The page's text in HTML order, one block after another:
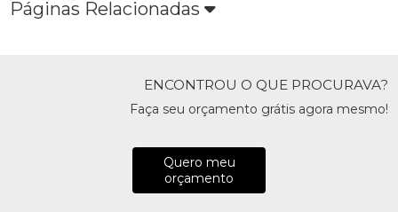
Páginas Relacionadas
ENCONTROU O QUE PROCURAVA?
Faça seu orçamento grátis agora mesmo!
Quero meu
orçamento